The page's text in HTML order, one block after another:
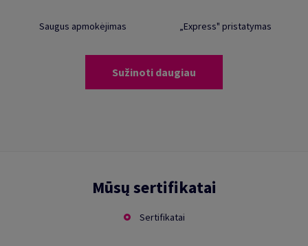
Saugus apmokėjimas „Express" pristatymas
Sužinoti daugiau
Mūsų sertifikatai
Sertifikatai